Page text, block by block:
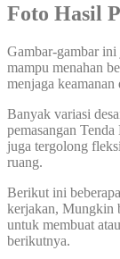
Foto Hasil
Gambar-gambar ini
mampu menahan
menjaga
Banyak variasi
pemasangan
juga tergolong
ruang.
Berikut ini
kerjakan, Mungkin
untuk membuat
berikutnya.